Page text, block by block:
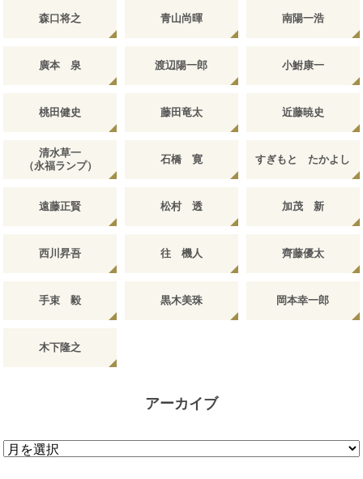
森口将之 青山尚暉 南陽一浩
廣本 泉 渡辺陽一郎 小鮒康一
桃田健史 藤田竜太 近藤暁史
清水草一
（永福ランプ）
石橋 寛 すぎもと たかよし
遠藤正賢 松村 透 加茂 新
西川昇吾 往 機人 齊藤優太
手束 毅 黒木美珠 岡本幸一郎
木下隆之
アーカイブ
ア